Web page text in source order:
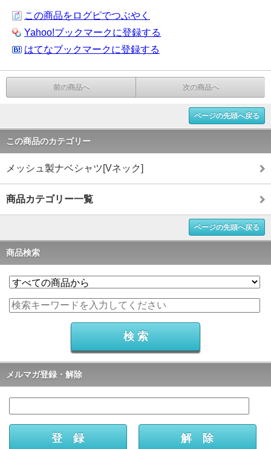
この商品をログピでつぶやく
Yahoo!ブックマークに登録する
はてなブックマークに登録する
前の商品へ 次の商品へ
ページの先頭へ戻る
この商品のカテゴリー
メッシュ製ナベシャツ[Vネック]
商品カテゴリー一覧
ページの先頭へ戻る
商品検索
メルマガ登録・解除